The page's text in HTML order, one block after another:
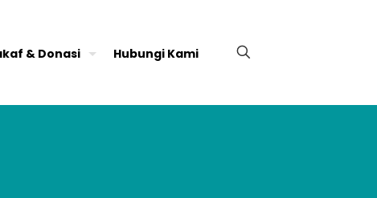
& Donasi Hubungi Kami